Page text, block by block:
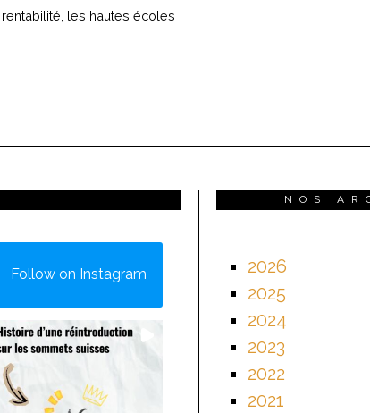
les hautes écoles
Follow on Instagram
NOS
2026
2025
2024
2023
2022
2021